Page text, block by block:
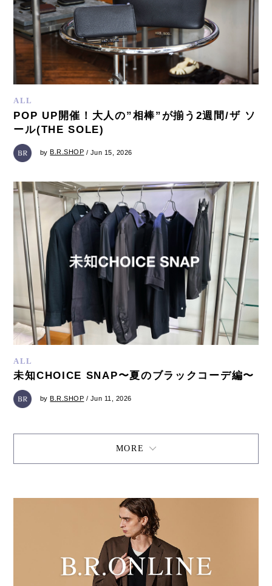
ALL
POP UP開催！大人の”相棒”が揃う2週間/ザ ソ
ール(THE SOLE)
by B.R.SHOP / Jun 15, 2026
ALL
未知CHOICE SNAP〜夏のブラックコーデ編〜
byB.R.SHOP / Jun 11, 2026
MORE